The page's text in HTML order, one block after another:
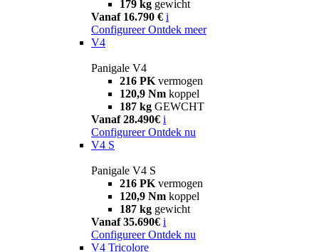
179 kg gewicht
Vanaf 16.790 € i
Configureer Ontdek meer
V4
Panigale V4
216 PK vermogen
120,9 Nm koppel
187 kg GEWCHT
Vanaf 28.490€ i
Configureer Ontdek nu
V4 S
Panigale V4 S
216 PK vermogen
120,9 Nm koppel
187 kg gewicht
Vanaf 35.690€ i
Configureer Ontdek nu
V4 Tricolore